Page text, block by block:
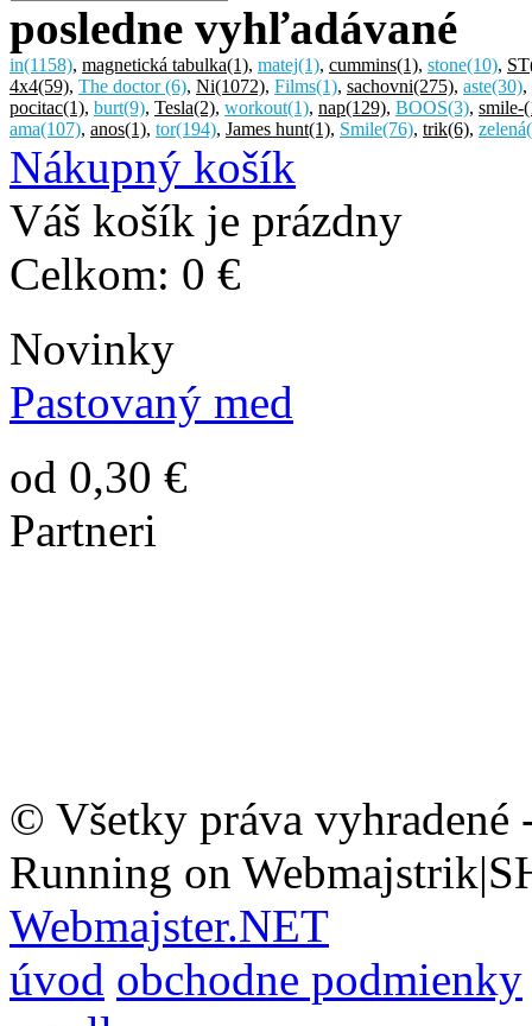
posledne vyhľadávané
in(1158), magnetická tabulka(1), matej(1), cummins(1), stone(10), ST
4x4(59), The doctor(6), Ni(1072), Films(1), sachovni(275), aste(30),
pocitac(1), burt(9), Tesla(2), workout(1), nap(129), BOOS(3), smile-
ama(107), anos(1), tor(194), James hunt(1), Smile(76), trik(6), zelená
Nákupný košík
Váš košík je prázdny
Celkom: 0 €
Novinky
Pastovaný med
od 0,30 €
Partneri
© Všetky práva vyhradené
Running on
Webmajster.NET
úvod obchodne podmienky